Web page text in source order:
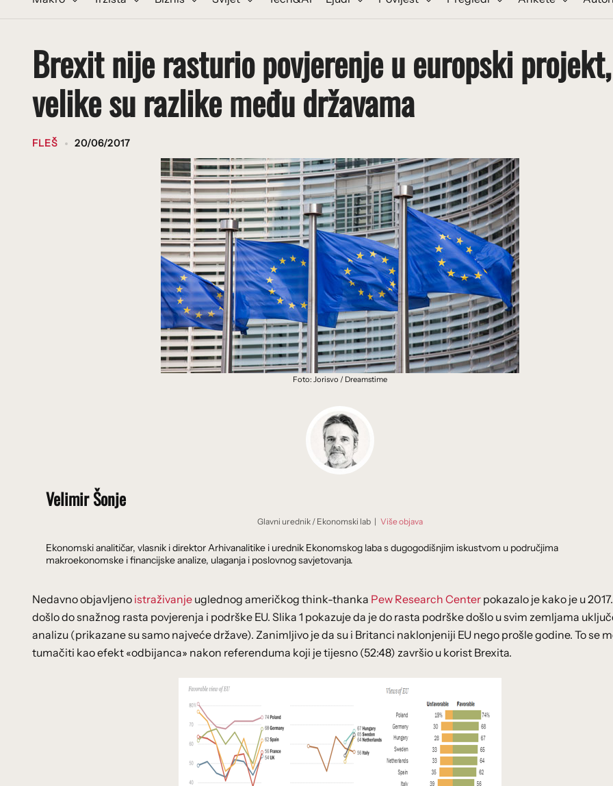
Brexit nije rasturio povjerenje u europski
velike su razlike među državama
FLEŠ 20/06/2017
Foto: Jorisvo / Dreamstime
Velimir Šonje
Glavni urednik / Ekonomski lab | Više objava
Ekonomski analitičar, vlasnik i direktor Arhivanalitike i urednik Ekonomskog laba s dugogodišnjim iskustvom u područjima
makroekonomske i financijske analize, ulaganja i poslovnog savjetovanja.
Nedavno objavljeno istraživanje uglednog američkog think-thanka Pew Research Center pokazalo je kako je u
došlo do snažnog rasta povjerenja i podrške EU. Slika 1 pokazuje da je do rasta podrške došlo u svim zemljama
analizu (prikazane su samo najveće države). Zanimljivo je da su i Britanci naklonjeniji EU nego prošle godine. To se
tumačiti kao efekt «odbijanca» nakon referenduma koji je tijesno (52:48) završio u korist Brexita.